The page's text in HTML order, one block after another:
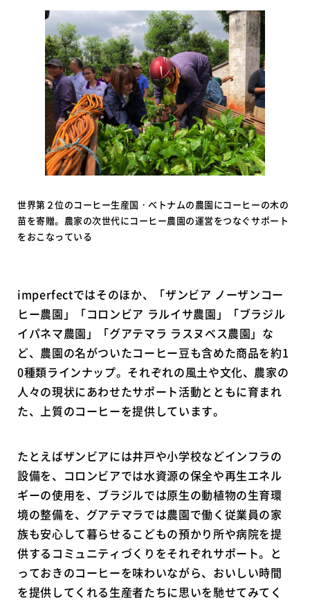
世界第２位のコーヒー生産国・ベトナムの農園にコーヒーの木の
苗を寄贈。農家の次世代にコーヒー農園の運営をつなぐサポート
をおこなっている
imperfectではそのほか、「ザンビア ノーザンコー
ヒー農園」「コロンビア ラルイサ農園」「ブラジル
イパネマ農園」「グアテマラ ラスヌベス農園」な
ど、農園の名がついたコーヒー豆も含めた商品を約1
0種類ラインナップ。それぞれの風土や文化、農家の
人々の現状にあわせたサポート活動とともに育まれ
た、上質のコーヒーを提供しています。
たとえばザンビアには井戸や小学校などインフラの
設備を、コロンビアでは水資源の保全や再生エネル
ギーの使用を、ブラジルでは原生の動植物の生育環
境の整備を、グアテマラでは農園で働く従業員の家
族も安心して暮らせるこどもの預かり所や病院を提
供するコミュニティづくりをそれぞれサポート。と
っておきのコーヒーを味わいながら、おいしい時間
を提供してくれる生産者たちに思いを馳せてみてく